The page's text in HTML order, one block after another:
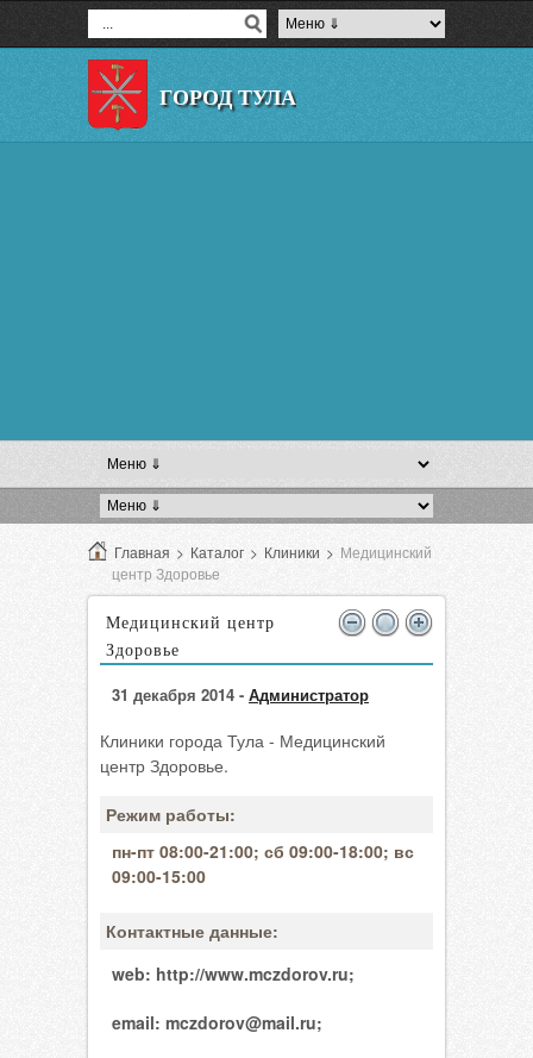
ГОРОД ТУЛА
Главная > Каталог > Клиники > Медицинский
центр Здоровье
Медицинский центр
Здоровье
31 декабря 2014 - Администратор
Клиники города Тула - Медицинский
центр Здоровье.
Режим работы:
пн-пт 08:00-21:00; сб 09:00-18:00; вс
09:00-15:00
Контактные данные:
web: http://www.mczdorov.ru;
email: mczdorov@mail.ru;